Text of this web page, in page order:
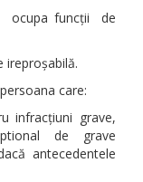
funcții de
ireproșabilă.
care:
infracțiuni grave,
de grave
antecedentele